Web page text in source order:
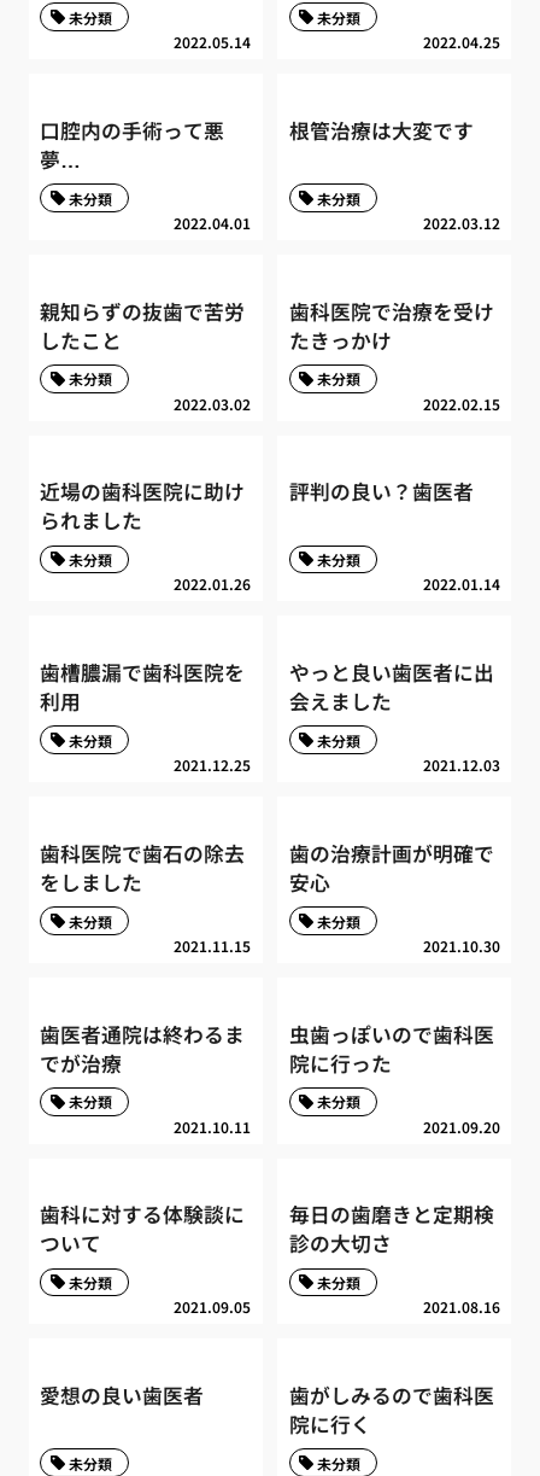
2022.05.14
未分類
2022.04.25
未分類
口腔内の手術って悪
夢…
2022.04.01
未分類
根管治療は大変です
2022.03.12
未分類
親知らずの抜歯で苦労
したこと
2022.03.02
未分類
歯科医院で治療を受け
たきっかけ
2022.02.15
未分類
近場の歯科医院に助け
られました
2022.01.26
未分類
評判の良い？歯医者
2022.01.14
未分類
歯槽膿漏で歯科医院を
利用
2021.12.25
未分類
やっと良い歯医者に出
会えました
2021.12.03
未分類
歯科医院で歯石の除去
をしました
2021.11.15
未分類
歯の治療計画が明確で
安心
2021.10.30
未分類
歯医者通院は終わるま
でが治療
2021.10.11
未分類
虫歯っぽいので歯科医
院に行った
2021.09.20
未分類
歯科に対する体験談に
ついて
2021.09.05
未分類
毎日の歯磨きと定期検
診の大切さ
2021.08.16
未分類
愛想の良い歯医者
未分類
歯がしみるので歯科医
院に行く
未分類